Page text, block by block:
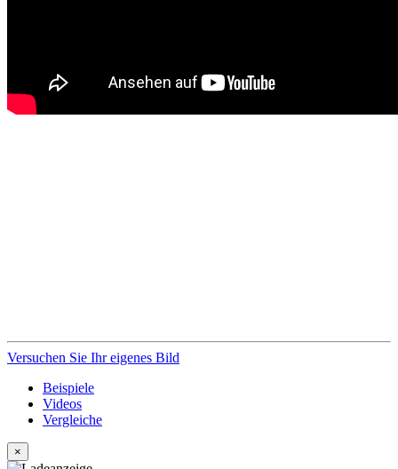
Versuchen Sie Ihr eigenes Bild
Beispiele
Videos
Vergleiche
×